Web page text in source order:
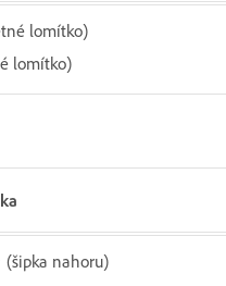
lomítko)
lomítko)
nahoru)